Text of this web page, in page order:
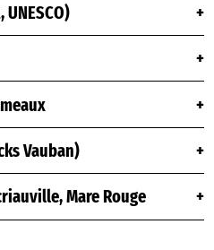
Vauban)
Mare Rouge